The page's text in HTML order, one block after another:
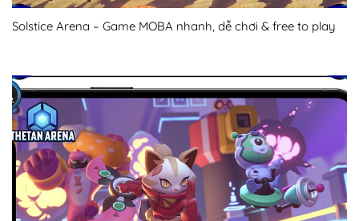
Solstice Arena – Game MOBA nhanh, dễ chơi & free to play